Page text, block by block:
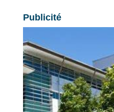
Publicité